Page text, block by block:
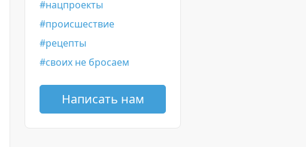
нацпроекты
происшествие
рецепты
своих не бросаем
Написать нам